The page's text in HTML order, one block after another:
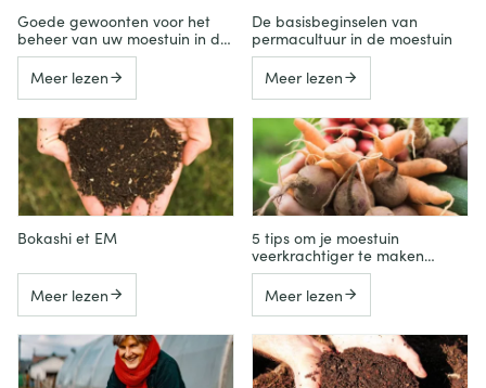
Goede gewoonten voor het
beheer van uw moestuin in de
zomer en tijdens de vakantie
Meer lezen
De basisbeginselen van
permacultuur in de moestuin
Meer lezen
Bokashi et EM
Meer lezen
5 tips om je moestuin
veerkrachtiger te maken
tegen regen en droogte
Meer lezen